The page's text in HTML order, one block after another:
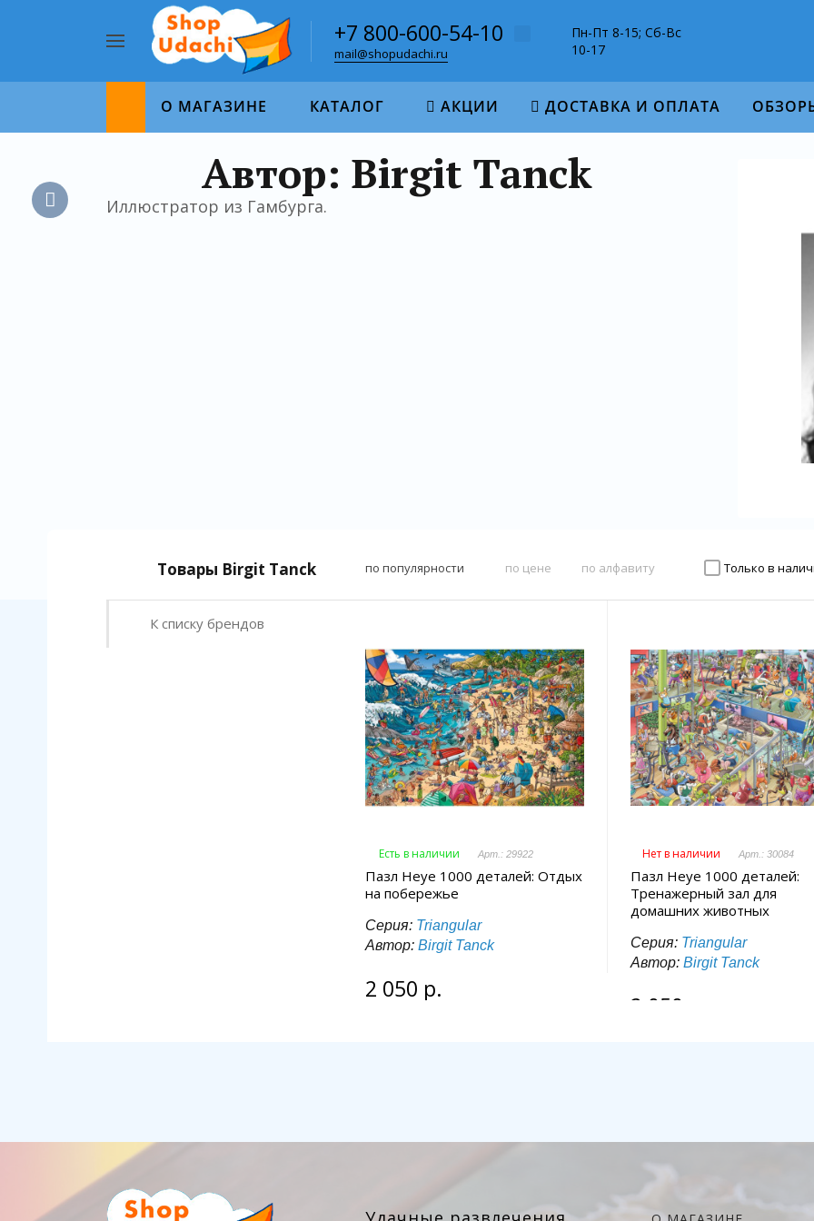
Найти
+7 800-600-54-10
mail@shopudachi.ru
Пн-Пт 8-15; Сб-Вс
10-17
О МАГАЗИНЕ КАТАЛОГ АКЦИИ ДОСТАВКА И ОПЛАТА
Автор: Birgit Tanck
Иллюстратор из Гамбурга.
Товары Birgit Tanck по популярности по цене по алфавиту Только в
К списку брендов
Есть в наличии Арт.: 29922
Пазл Heye 1000 деталей: Отдых
на побережье
Серия: Triangular
Автор: Birgit Tanck
2 050 р.
Нет в наличии Арт.: 30084
Пазл Heye 1000 деталей:
Тренажерный зал для
домашних животных
Серия: Triangular
Автор: Birgit Tanck
2 050 р.